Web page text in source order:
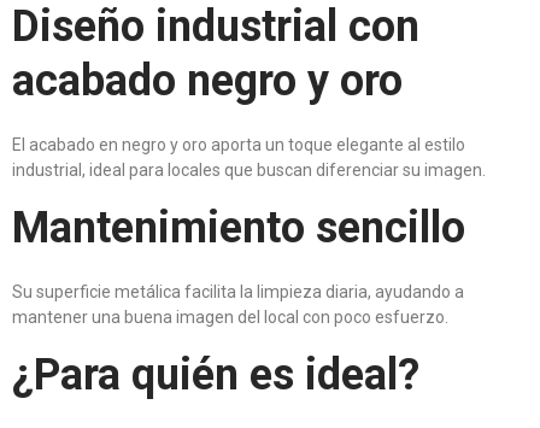
Diseño industrial con
acabado negro y oro
El acabado en negro y oro aporta un toque elegante al estilo
industrial, ideal para locales que buscan diferenciar su imagen.
Mantenimiento sencillo
Su superficie metálica facilita la limpieza diaria, ayudando a
mantener una buena imagen del local con poco esfuerzo.
¿Para quién es ideal?